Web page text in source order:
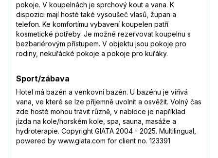
pokoje. V koupelnách je sprchový kout a vana. K
dispozici mají hosté také vysoušeč vlasů, župan a
telefon. Ke komfortímu vybavení koupelen patří
kosmetické potřeby. Je možné rezervovat koupelnu s
bezbariérovým přístupem. V objektu jsou pokoje pro
rodiny, nekuřácké pokoje a pokoje pro kuřáky.
Sport/zábava
Hotel má bazén a venkovní bazén. U bazénu je vířivá
vana, ve které se lze příjemně uvolnit a osvěžit. Volný čas
zde hosté mohou trávit různě, v nabídce je například
jízda na kole/horském kole, spa, sauna, masáže a
hydroterapie. Copyright GIATA 2004 - 2025. Multilingual,
powered by www.giata.com for client no. 123391